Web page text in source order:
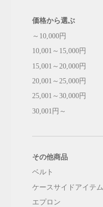
価格から選ぶ
～10,000円
10,001～15,000円
15,001～20,000円
20,001～25,000円
25,001～30,000円
30,001円～
その他商品
ベルト
ケースサイドアイテム
エプロン